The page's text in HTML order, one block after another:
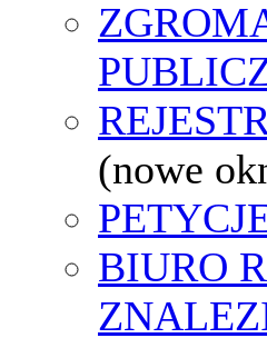
(nowe
BIURO